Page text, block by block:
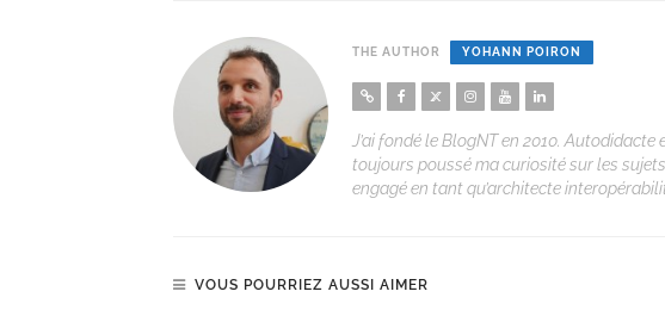
THE AUTHOR YOHANN POIRON
J’ai fondé le BlogNT en 2010. Autodidacte
toujours poussé ma curiosité sur les
engagé en tant qu’architecte
VOUS POURRIEZ AUSSI AIMER